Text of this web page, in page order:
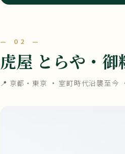
— 02 —
虎屋 とらや・
📍 京都・東京 · 室町時代沿襲至今